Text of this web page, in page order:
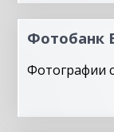
Фотобанк
Фотографии